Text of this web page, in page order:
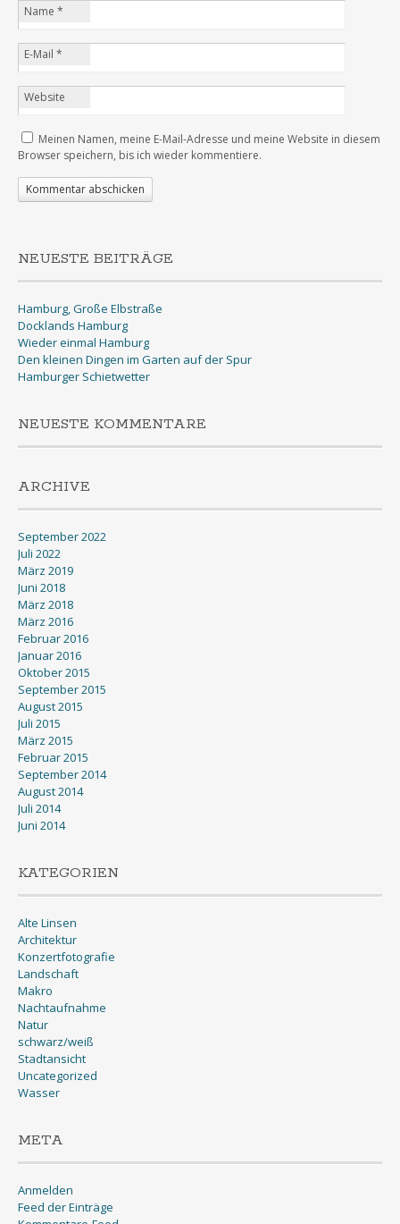
Name *
E-Mail *
Website
Meinen Namen, meine E-Mail-Adresse und meine Website in diesem
Browser speichern, bis ich wieder kommentiere.
NEUESTE BEITRÄGE
Hamburg, Große Elbstraße
Docklands Hamburg
Wieder einmal Hamburg
Den kleinen Dingen im Garten auf der Spur
Hamburger Schietwetter
NEUESTE KOMMENTARE
ARCHIVE
September 2022
Juli 2022
März 2019
Juni 2018
März 2018
März 2016
Februar 2016
Januar 2016
Oktober 2015
September 2015
August 2015
Juli 2015
März 2015
Februar 2015
September 2014
August 2014
Juli 2014
Juni 2014
KATEGORIEN
Alte Linsen
Architektur
Konzertfotografie
Landschaft
Makro
Nachtaufnahme
Natur
schwarz/weiß
Stadtansicht
Uncategorized
Wasser
META
Anmelden
Feed der Einträge